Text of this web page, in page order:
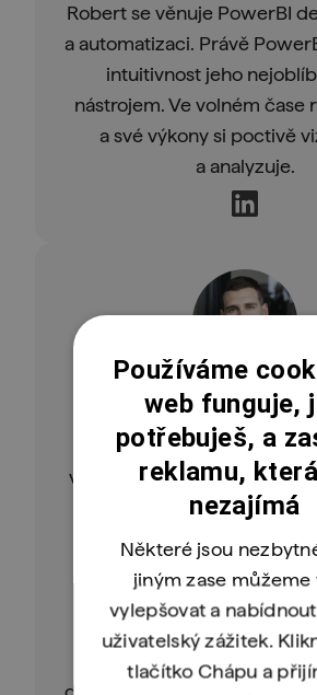
Robert se věnuje PowerBI
a automatizaci. Právě
intuitivnost jeho
nástrojem. Ve volném čase
a své výkony si poctivě
a analyzuje.
Marián Hurta
CEO a Co-Founder ENGETA
Marián profesně začínal
v IBM, ale už během VŠ
firmu. Později jako
vybudoval ENGETO,
tisícům lidí nastartovat
kariéru. Dnes stojí v čele
propojuje technologie,
Přímo v San Franciscu
Používáme
web funguje,
potřebuješ, a
reklamu,
nezajímá
Některé jsou
jiným zase
vylepšovat a
uživatelský zážitek.
tlačítko Chápu a